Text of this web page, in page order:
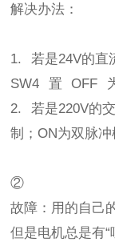
解决办法：
1. 若是24V的直
SW4 置 OFF
2. 若是220V的
制；ON为双脉冲
②
故障：用的自己
但是电机总是有